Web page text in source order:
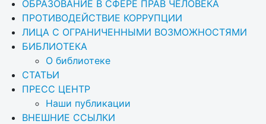
ОБРАЗОВАНИЕ В СФЕРЕ ПРАВ ЧЕЛОВЕКА
ПРОТИВОДЕЙСТВИЕ КОРРУПЦИИ
ЛИЦА С ОГРАНИЧЕННЫМИ ВОЗМОЖНОСТЯМИ
БИБЛИОТЕКА
О библиотеке
СТАТЬИ
ПРЕСС ЦЕНТР
Наши публикации
ВНЕШНИЕ ССЫЛКИ